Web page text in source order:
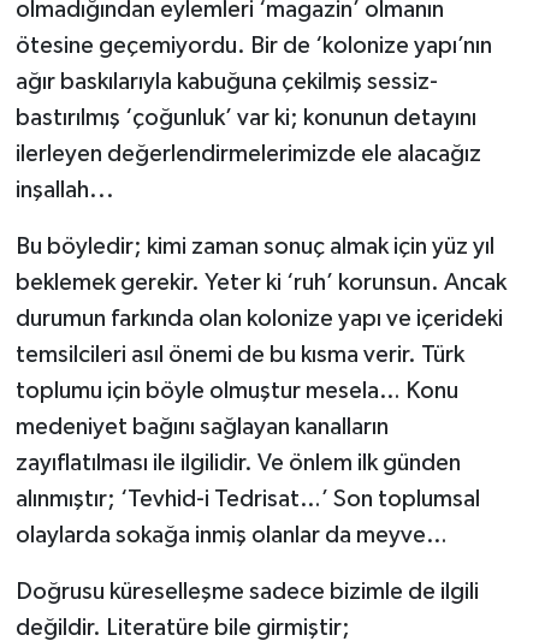
olmadığından eylemleri ‘magazin’ olmanın
ötesine geçemiyordu. Bir de ‘kolonize yapı’nın
ağır baskılarıyla kabuğuna çekilmiş sessiz-
bastırılmış ‘çoğunluk’ var ki; konunun detayını
ilerleyen değerlendirmelerimizde ele alacağız
inşallah...
Bu böyledir; kimi zaman sonuç almak için yüz yıl
beklemek gerekir. Yeter ki ‘ruh’ korunsun. Ancak
durumun farkında olan kolonize yapı ve içerideki
temsilcileri asıl önemi de bu kısma verir. Türk
toplumu için böyle olmuştur mesela… Konu
medeniyet bağını sağlayan kanalların
zayıflatılması ile ilgilidir. Ve önlem ilk günden
alınmıştır; ‘Tevhid-i Tedrisat…’ Son toplumsal
olaylarda sokağa inmiş olanlar da meyve…
Doğrusu küreselleşme sadece bizimle de ilgili
değildir. Literatüre bile girmiştir;